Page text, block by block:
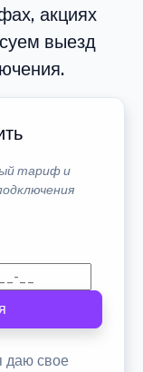
акциях
выезд
тариф и
даю свое